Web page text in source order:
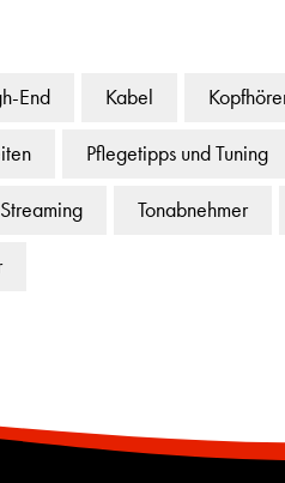
End Kabel
Pflegetipps und Tuning
Streaming Tonabnehmer